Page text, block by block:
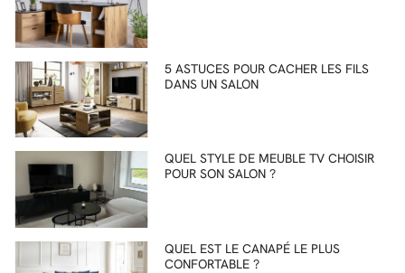
5 ASTUCES POUR CACHER LES FILS
DANS UN SALON
QUEL STYLE DE MEUBLE TV CHOISIR
POUR SON SALON ?
QUEL EST LE CANAPÉ LE PLUS
CONFORTABLE ?